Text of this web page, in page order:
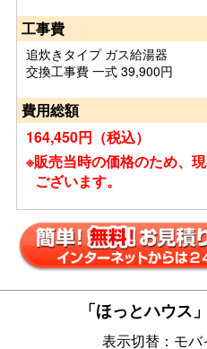
工事費
追炊きタイプ ガス給湯器
交換工事費 一式 39,900円
費用総額
164,450円（税込）
※販売当時の価格のため、
ございます。
「ほっとハウス
表示切替：モバ